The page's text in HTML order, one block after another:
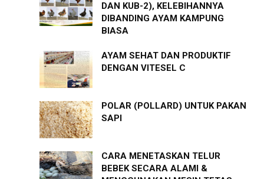
DAN KUB-2), KELEBIHANNYA
DIBANDING AYAM KAMPUNG
BIASA
AYAM SEHAT DAN PRODUKTIF
DENGAN VITESEL C
POLAR (POLLARD) UNTUK PAKAN
SAPI
CARA MENETASKAN TELUR
BEBEK SECARA ALAMI &